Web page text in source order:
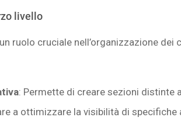
livello
ruolo cruciale nell’organizzazione dei
: Permette di creare sezioni distinte
a ottimizzare la visibilità di